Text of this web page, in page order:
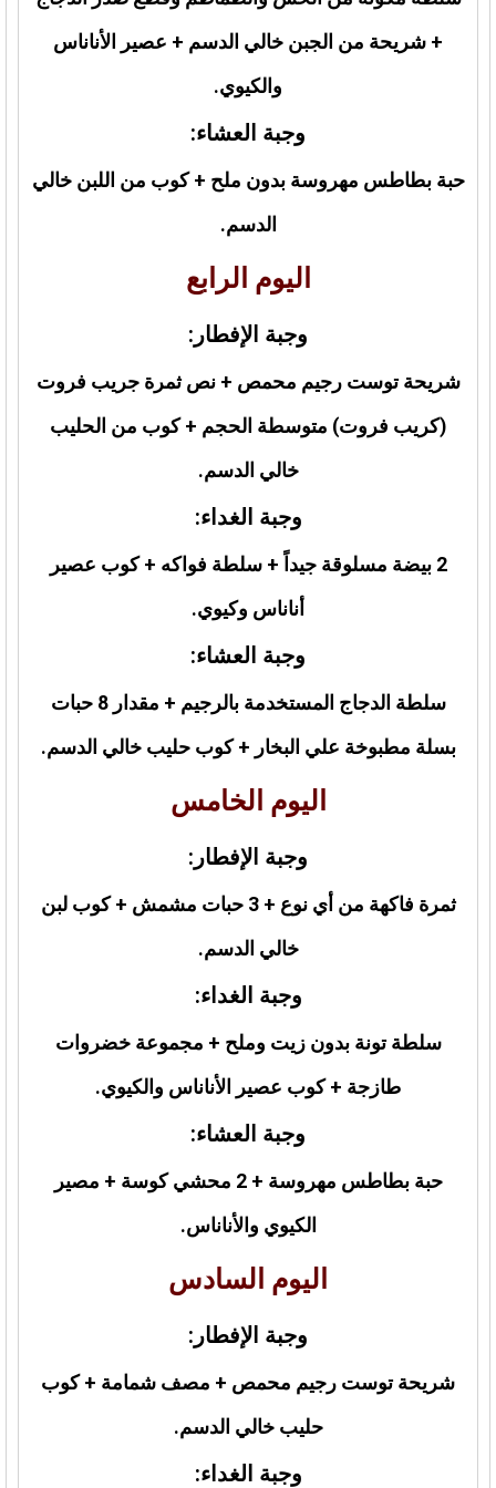
+ شريحة من الجبن خالي الدسم + عصير الأناناس
والكيوي.
وجبة العشاء:
حبة بطاطس مهروسة بدون ملح + كوب من اللبن خالي
الدسم.
اليوم الرابع
وجبة الإفطار:
شريحة توست رجيم محمص + نص ثمرة جريب فروت
(كريب فروت) متوسطة الحجم + كوب من الحليب
خالي الدسم.
وجبة الغداء:
2 بيضة مسلوقة جيداً + سلطة فواكه + كوب عصير
أناناس وكيوي.
وجبة العشاء:
سلطة الدجاج المستخدمة بالرجيم + مقدار 8 حبات
بسلة مطبوخة علي البخار + كوب حليب خالي الدسم.
اليوم الخامس
وجبة الإفطار:
ثمرة فاكهة من أي نوع + 3 حبات مشمش + كوب لبن
خالي الدسم.
وجبة الغداء:
سلطة تونة بدون زيت وملح + مجموعة خضروات
طازجة + كوب عصير الأناناس والكيوي.
وجبة العشاء:
حبة بطاطس مهروسة + 2 محشي كوسة + مصير
الكيوي والأناناس.
اليوم السادس
وجبة الإفطار:
شريحة توست رجيم محمص + مصف شمامة + كوب
حليب خالي الدسم.
وجبة الغداء: